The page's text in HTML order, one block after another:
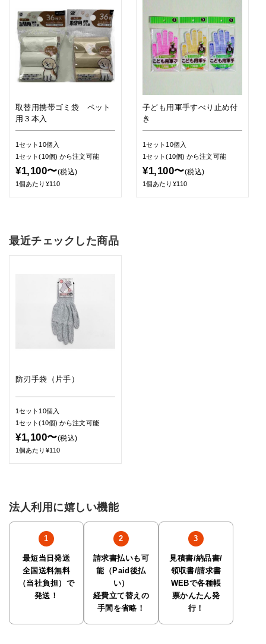
取替用携帯ゴミ袋 ペット
用３本入
1セット10個入
1セット(10個)から注文可能
¥1,100〜(税込)
1個あたり¥110
子ども用軍手すべり止め付
き
1セット10個入
1セット(10個)から注文可能
¥1,100〜(税込)
1個あたり¥110
最近チェックした商品
防刃手袋（片手）
1セット10個入
1セット(10個)から注文可能
¥1,100〜(税込)
1個あたり¥110
法人利用に嬉しい機能
最短当日発送
全国送料無料
（当社負担）で
発送！
請求書払いも可
能（Paid後払
い）
経費立て替えの
手間を省略！
見積書/納品書/
領収書/請求書
WEBで各種帳
票かんたん発
行！